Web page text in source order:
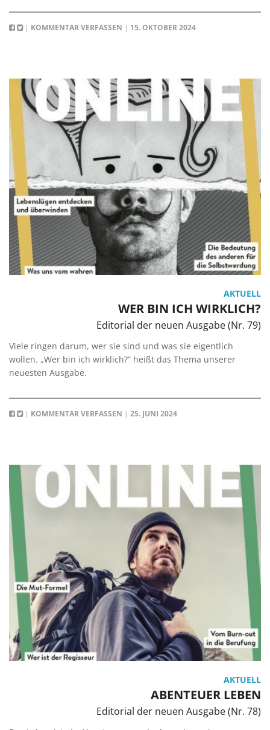
| KOMMENTAR VERFASSEN | 15. OKTOBER 2024
AKTUELL
WER BIN ICH WIRKLICH?
Editorial der neuen Ausgabe (Nr. 79)
Viele ringen darum, wer sie sind und was sie eigentlich
wollen. „Wer bin ich wirklich?“ heißt das Thema unserer
neuesten Ausgabe.
| KOMMENTAR VERFASSEN | 25. JUNI 2024
AKTUELL
ABENTEUER LEBEN
Editorial der neuen Ausgabe (Nr. 78)